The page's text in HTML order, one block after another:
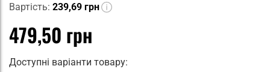
Вартість: 239,69 грн
479,50 грн
Доступні варіанти товару: